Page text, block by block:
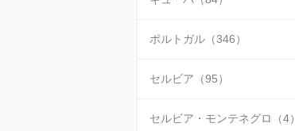
ポルトガル（346）
セルビア（95）
セルビア・モンテネグロ（4）